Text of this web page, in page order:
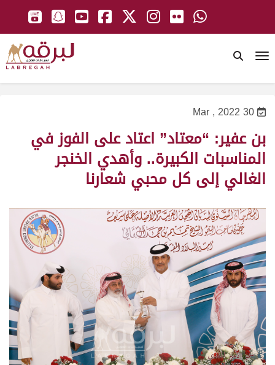
30 Mar , 2022
بن عفير: “معتاد” اعتاد على الفوز في
المناسبات الكبيرة.. وأهدي الخنجر
الغالي إلى كل محبي شعارنا